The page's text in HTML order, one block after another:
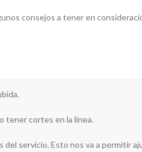
consejos a tener en
tener cortes en la línea.
servicio. Esto nos va a permitir